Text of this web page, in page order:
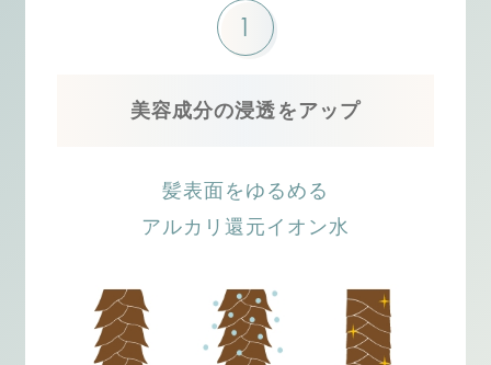
1
美容成分の浸透をアップ
髪表面をゆるめる
アルカリ還元イオン水